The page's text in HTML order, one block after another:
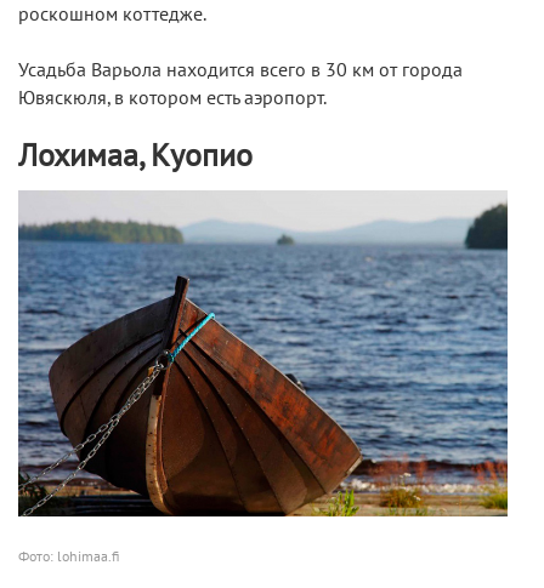
роскошном коттедже.
Усадьба Варьола находится всего в 30 км от города
Ювяскюля, в котором есть аэропорт.
Лохимаа, Куопио
Фото: lohimaa.fi